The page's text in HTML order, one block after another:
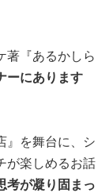
著『あるかしら
ーにあります
』を舞台に、シ
が楽しめるお話
考が凝り固まっ